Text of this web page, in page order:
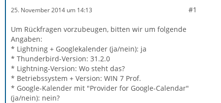
25. November 2014 um 14:13 #1
Um Rückfragen vorzubeugen, bitten wir um folgende
Angaben:
* Lightning + Googlekalender (ja/nein): ja
* Thunderbird-Version: 31.2.0
* Lightning-Version: Wo steht das?
* Betriebssystem + Version: WIN 7 Prof.
* Google-Kalender mit "Provider for Google-Calendar"
(ja/nein): nein?